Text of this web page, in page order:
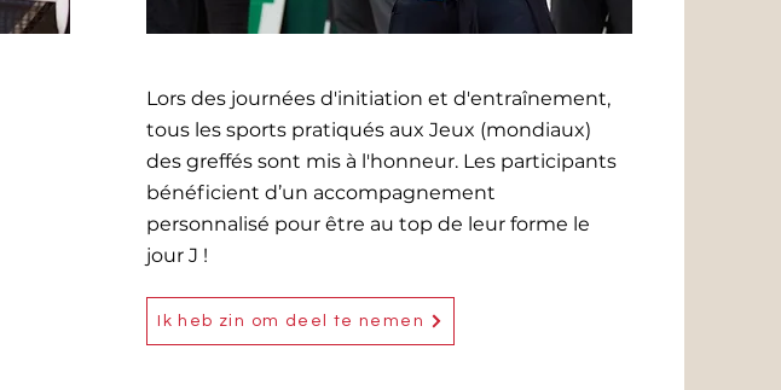
Lors des journées d'initiation et d'entraînement,
tous les sports pratiqués aux Jeux (mondiaux)
des greffés sont mis à l'honneur. Les participants
bénéficient d’un accompagnement
personnalisé pour être au top de leur forme le
jour J !
Ik heb zin om deel te nemen